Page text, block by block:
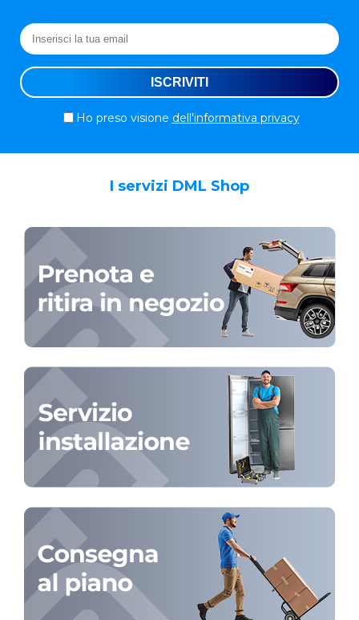
Ho preso visione dell'informativa privacy
I servizi DML Shop